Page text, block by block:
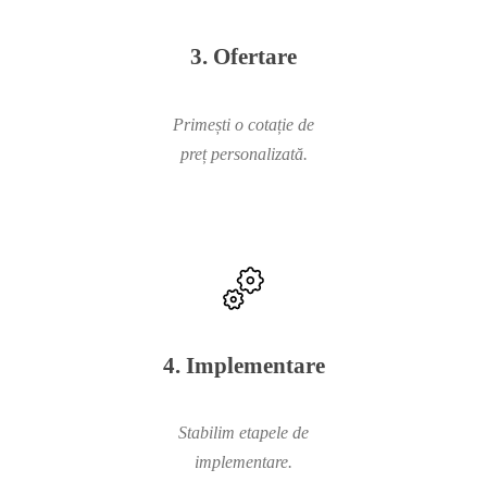
3. Ofertare
Primești o cotație de
preț personalizată.
4. Implementare
Stabilim etapele de
implementare.